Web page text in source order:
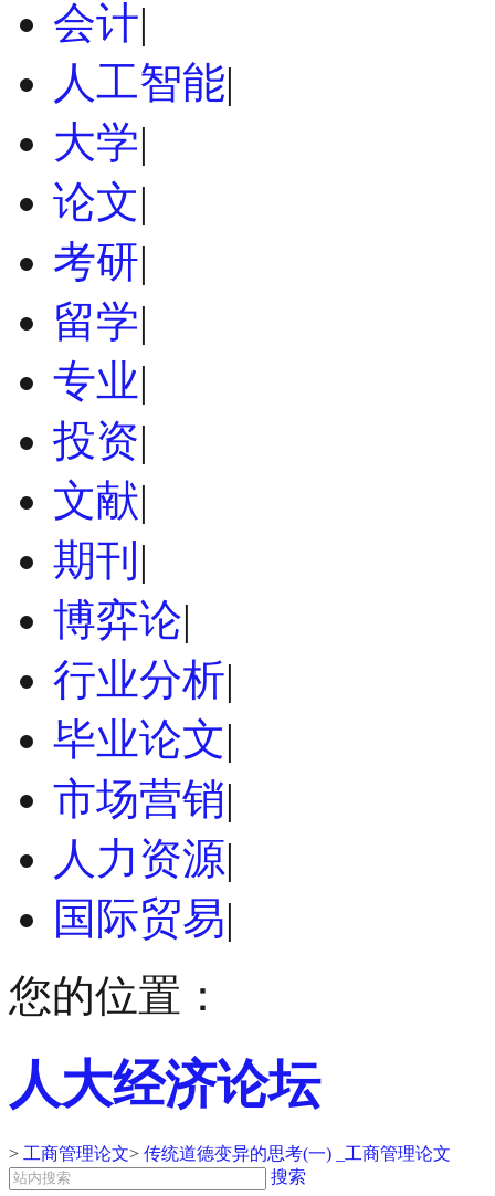
会计|
人工智能|
大学|
论文|
考研|
留学|
专业|
投资|
文献|
期刊 |
博弈论|
行业分析|
毕业论文|
市场营销|
人力资源|
国际贸易|
您的位置：
人大经济论坛
> 工商管理论文> 传统道德变异的思考(一) _工商管理论文
搜索